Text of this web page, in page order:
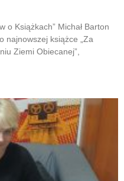
o Książkach” Michał Barton
najnowszej książce „Za
Ziemi Obiecanej”,